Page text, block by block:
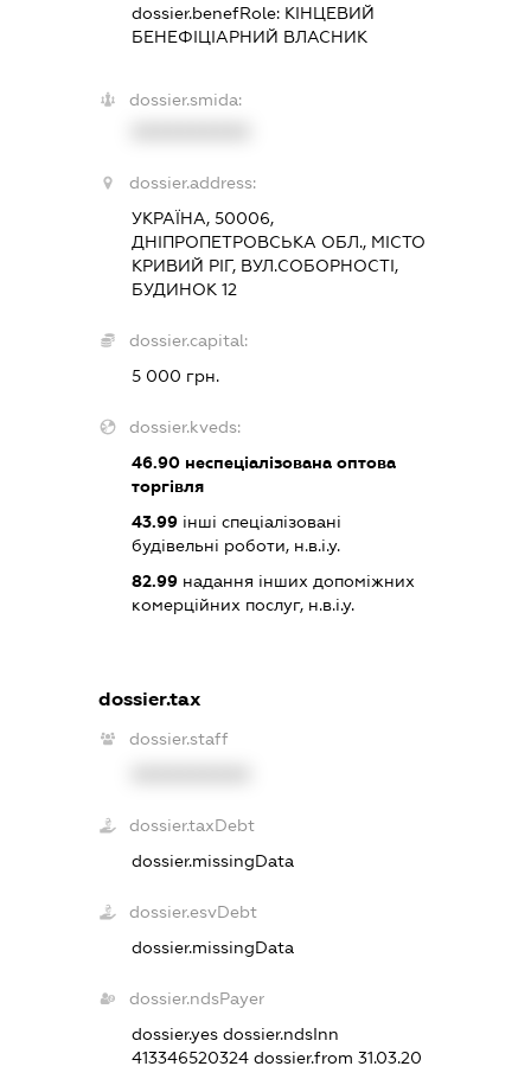
dossier.benefRole: КІНЦЕВИЙ
БЕНЕФІЦІАРНИЙ ВЛАСНИК
dossier.smida:
dossier.address:
УКРАЇНА, 50006,
ДНІПРОПЕТРОВСЬКА ОБЛ., МІСТО
КРИВИЙ РІГ, ВУЛ.СОБОРНОСТІ,
БУДИНОК 12
dossier.capital:
5 000 грн.
dossier.kveds:
46.90неспеціалізована оптова
торгівля
43.99інші спеціалізовані
будівельні роботи, н.в.і.у.
82.99надання інших допоміжних
комерційних послуг, н.в.і.у.
dossier.tax
dossier.staff
dossier.taxDebt
dossier.missingData
dossier.esvDebt
dossier.missingData
dossier.ndsPayer
dossier.yes dossier.ndsInn
413346520324 dossier.from 31.03.20